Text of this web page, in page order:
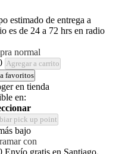
estimado de entrega a
es de 24 a 72 hrs en radio
normal
Agregar a carrito
favoritos
en tienda
en:
pick up point
bajo
con
Envío gratis en Santiago.